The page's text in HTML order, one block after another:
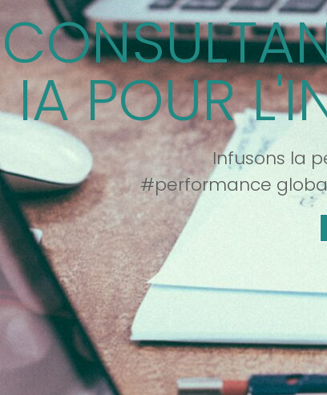
IA POUR
Infusons la
#performance